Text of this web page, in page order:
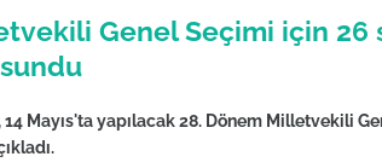
Genel Seçimi için 26
14 Mayıs'ta yapılacak 28. Dönem Milletvekili